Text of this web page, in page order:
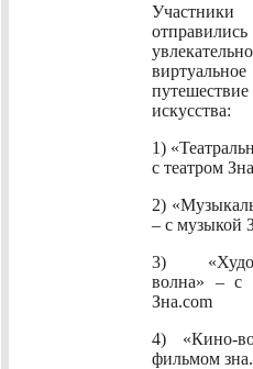
Участники
виртуальное
искусства:
1)
с театром
2)
– с музыкой
3)
волна» – с
Зна.com
4) «Кино-
фильмом